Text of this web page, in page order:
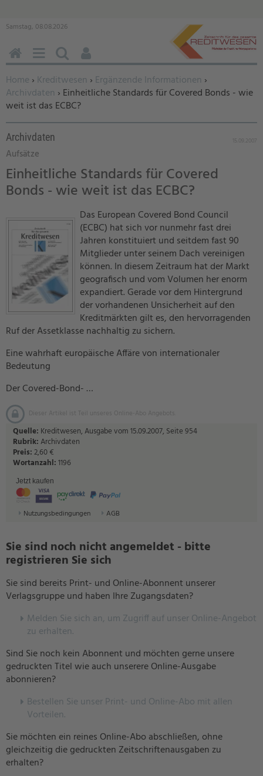
Samstag, 08.08.2026
Sie befinden sich hier:
Home › Kreditwesen › Ergänzende Informationen ›
Archivdaten › Einheitliche Standards für Covered Bonds - wie
weit ist das ECBC?
Archivdaten
Aufsätze
Einheitliche Standards für Covered
Bonds - wie weit ist das ECBC?
Das European Covered Bond Council
(ECBC) hat sich vor nunmehr fast drei
Jahren konstituiert und seitdem fast 90
Mitglieder unter seinem Dach vereinigen
können. In diesem Zeitraum hat der Markt
geografisch und vom Volumen her enorm
expandiert. Gerade vor dem Hintergrund
der vorhandenen Unsicherheit auf den
Kreditmärkten gilt es, den hervorragenden
Ruf der Assetklasse nachhaltig zu sichern.
Eine wahrhaft europäische Affäre von internationaler
Bedeutung
Der Covered-Bond- …
Dieser Artikel ist Teil unseres Online-Abo Angebots.
Quelle: Kreditwesen, Ausgabe vom 15.09.2007, Seite 954
Rubrik:Archivdaten
Preis:2,60 €
Wortanzahl:1196
Jetzt kaufen
Nutzungsbedingungen AGB
Sie sind noch nicht angemeldet - bitte
registrieren Sie sich
Sie sind bereits Print- und Online-Abonnent unserer
Verlagsgruppe und haben Ihre Zugangsdaten?
Melden Sie sich an, um Zugriff auf unser Online-Angebot
zu erhalten.
Sind Sie noch kein Abonnent und möchten gerne unsere
gedruckten Titel wie auch unserere Online-Ausgabe
abonnieren?
Bestellen Sie unser Print- und Online-Abo mit allen
Vorteilen.
Sie möchten ein reines Online-Abo abschließen, ohne
gleichzeitig die gedruckten Zeitschriftenausgaben zu
erhalten?
HOMEMENÜSUCHEN
BENUTZERFUNKTIONEN